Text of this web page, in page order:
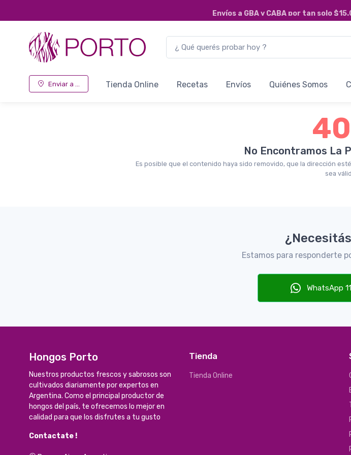
Envíos a GBA y CABA por tan solo
Enviar a ... Tienda Online Recetas Envíos Quiénes Somos
No Encontramos La
Es posible que el contenido haya sido removido, que la dirección
sea
Estamos para responderte
WhatsApp
Hongos Porto
Nuestros productos frescos y sabrosos son
cultivados diariamente por expertos en
Argentina. Como el principal productor de
hongos del país, te ofrecemos lo mejor en
calidad para que los disfrutes a tu gusto
Contactate !
Tienda
Tienda Online